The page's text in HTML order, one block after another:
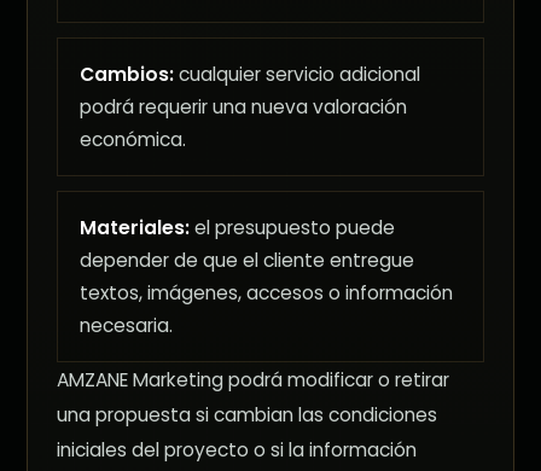
Cambios:cualquier servicio adicional
podrá requerir una nueva valoración
económica.
Materiales:el presupuesto puede
depender de que el cliente entregue
textos, imágenes, accesos o información
necesaria.
AMZANE Marketing podrá modificar o retirar
una propuesta si cambian las condiciones
iniciales del proyecto o si la información